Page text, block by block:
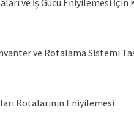
ve İş Gücü Eniyilemesi İçin
ve Rotalama Sistemi
Rotalarının Eniyilemesi